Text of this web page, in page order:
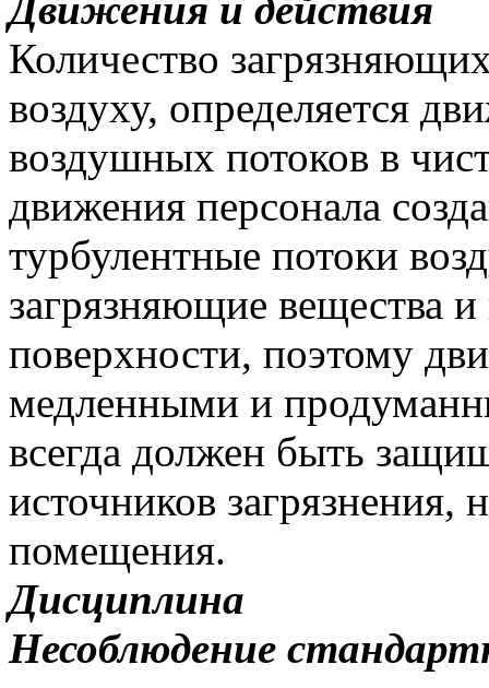
Движения и действия
Количество
воздуху, определяется
воздушных потоков в
движения персонала
турбулентные потоки
загрязняющие вещества
поверхности, поэтому
медленными и
всегда должен быть
источников загрязнения,
помещения.
Дисциплина
Несоблюдение